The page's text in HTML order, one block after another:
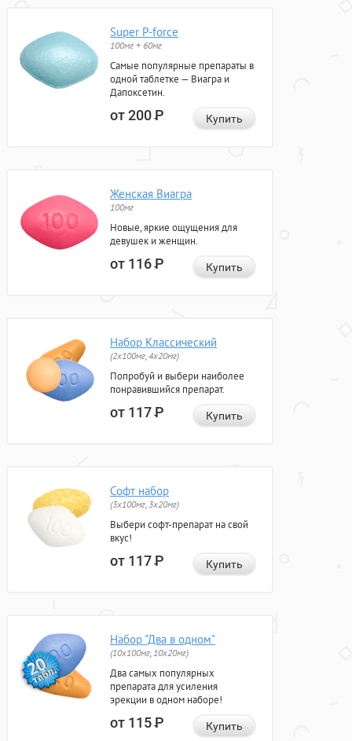
Super P-force
100мг + 60мг
Самые популярные препараты в
одной таблетке — Виагра и
Дапоксетин.
от 200Р Купить
Женская Виагра
100мг
Новые, яркие ощущения для
девушек и женщин.
от 116Р Купить
Набор Классический
(2x100мг, 4x20мг)
Попробуй и выбери наиболее
понравившийся препарат.
от 117Р Купить
Софт набор
(3x100мг, 3x20мг)
Выбери софт-препарат на свой
вкус!
от 117Р Купить
Набор "Два в одном"
(10x100мг, 10x20мг)
Два самых популярных
препарата для усиления
эрекции в одном наборе!
от 115Р Купить